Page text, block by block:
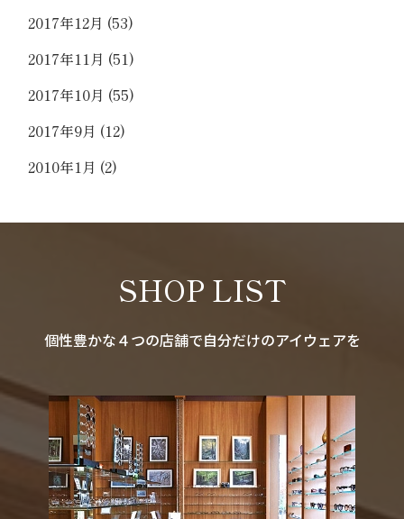
2017年12月 (53)
2017年11月 (51)
2017年10月 (55)
2017年9月 (12)
2010年1月 (2)
SHOP LIST
個性豊かな４つの店舗で自分だけのアイウェアを